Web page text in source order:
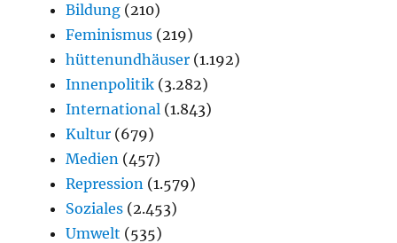
Bildung (210)
Feminismus (219)
hüttenundhäuser (1.192)
Innenpolitik (3.282)
International (1.843)
Kultur (679)
Medien (457)
Repression (1.579)
Soziales (2.453)
Umwelt (535)